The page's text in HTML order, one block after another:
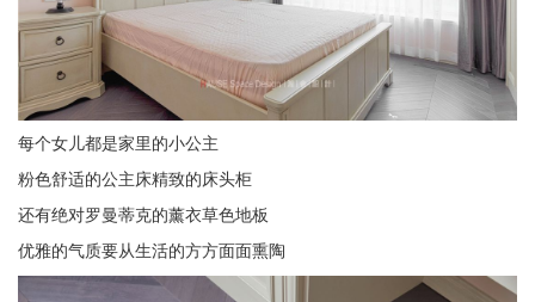
每个女儿都是家里的小公主
粉色舒适的公主床精致的床头柜
还有绝对罗曼蒂克的薰衣草色地板
优雅的气质要从生活的方方面面熏陶